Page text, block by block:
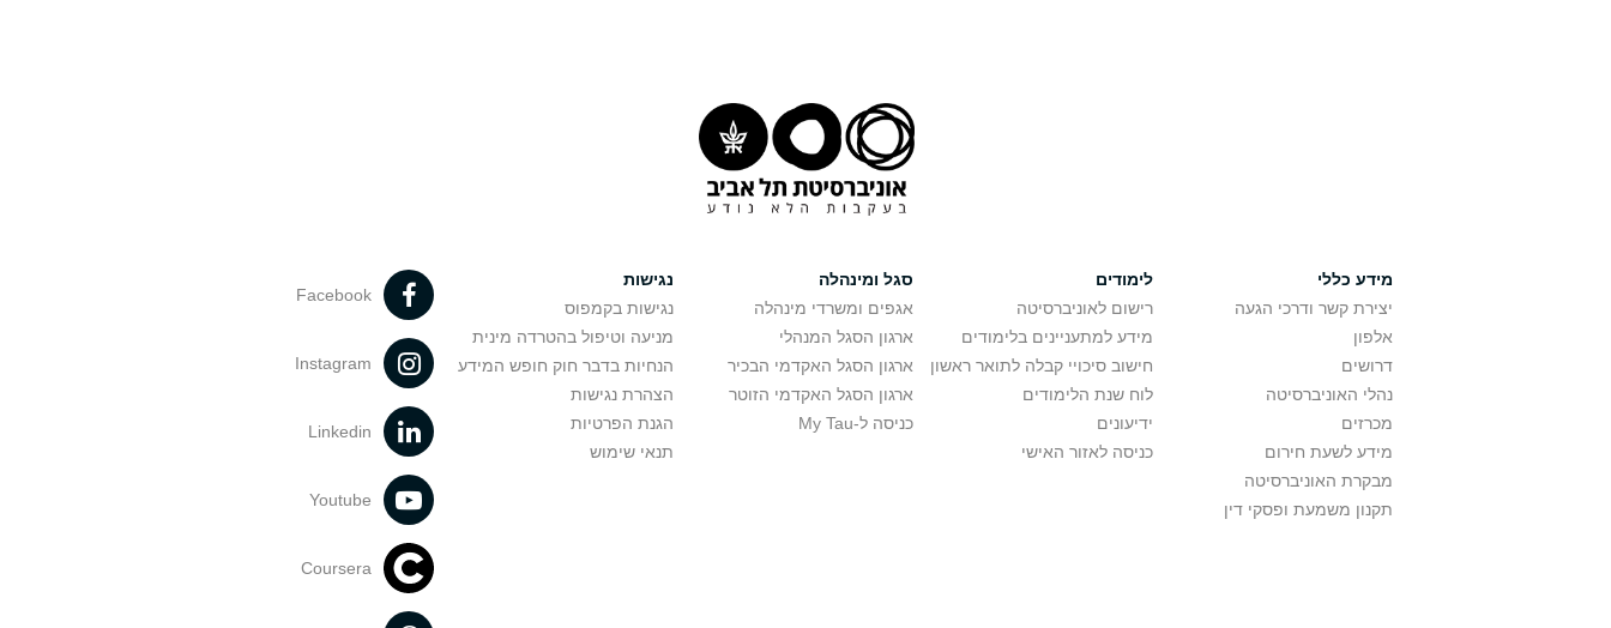
מידע כללי
יצירת קשר ודרכי הגעה
אלפון
דרושים
נהלי האוניברסיטה
מכרזים
מידע לשעת חירום
מבקרת האוניברסיטה
תקנון משמעת ופסקי דין
לימודים
רישום לאוניברסיטה
מידע למתעניינים בלימודים
חישוב סיכויי קבלה לתואר ראשון
לוח שנת הלימודים
ידיעונים
כניסה לאזור האישי
סגל ומינהלה
אגפים ומשרדי מינהלה
ארגון הסגל המנהלי
ארגון הסגל האקדמי הבכיר
ארגון הסגל האקדמי הזוטר
כניסה ל-My Tau
נגישות
נגישות בקמפוס
מניעה וטיפול בהטרדה מינית
הנחיות בדבר חוק חופש המידע
הצהרת נגישות
הגנת הפרטיות
תנאי שימוש
Facebook
Instagram
Linkedin
Youtube
Coursera